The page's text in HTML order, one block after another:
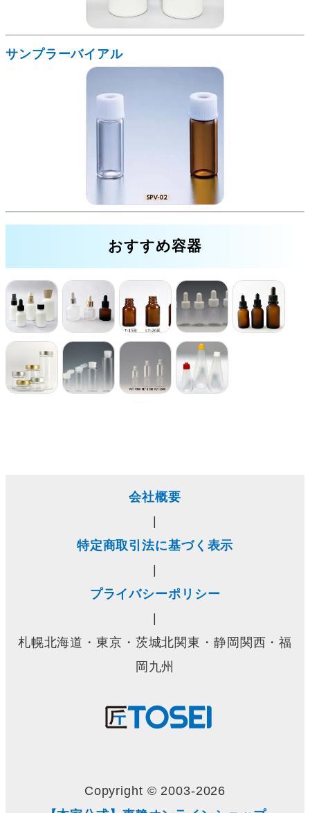
サンプラーバイアル
おすすめ容器
会社概要
特定商取引法に基づく表示
プライバシーポリシー
札幌北海道・東京・茨城北関東・静岡関西・福
岡九州
Copyright © 2003-2026